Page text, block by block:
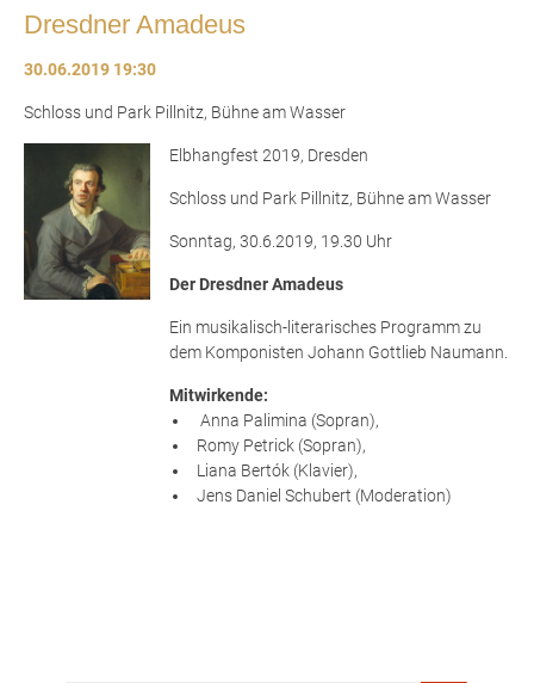
Dresdner Amadeus
30.06.2019 19:30
Schloss und Park Pillnitz, Bühne am Wasser
Elbhangfest 2019, Dresden
Schloss und Park Pillnitz, Bühne am Wasser
Sonntag, 30.6.2019, 19.30 Uhr
Der Dresdner Amadeus
Ein musikalisch-literarisches Programm zu
dem Komponisten Johann Gottlieb Naumann.
Mitwirkende:
Anna Palimina (Sopran),
Romy Petrick (Sopran),
Liana Bertók (Klavier),
Jens Daniel Schubert (Moderation)